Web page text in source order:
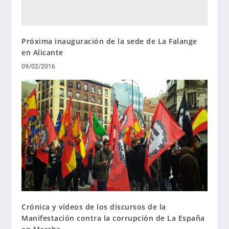
Próxima inauguración de la sede de La Falange
en Alicante
09/02/2016
Crónica y vídeos de los discursos de la
Manifestación contra la corrupción de La España